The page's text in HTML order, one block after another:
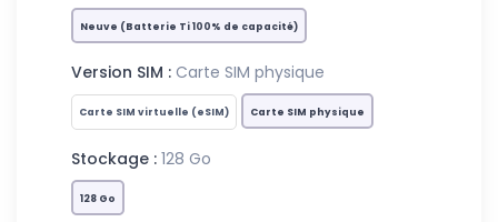
Neuve (Batterie Ti 100% de capacité)
Version SIM : Carte SIM physique
Carte SIM virtuelle (eSIM) Carte SIM physique
Stockage : 128 Go
128 Go